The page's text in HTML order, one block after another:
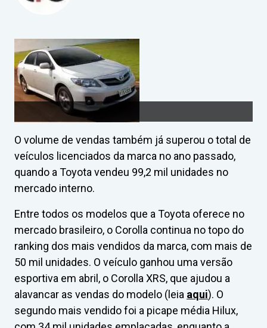
O volume de vendas também já superou o total de
veículos licenciados da marca no ano passado,
quando a Toyota vendeu 99,2 mil unidades no
mercado interno.
Entre todos os modelos que a Toyota oferece no
mercado brasileiro, o Corolla continua no topo do
ranking dos mais vendidos da marca, com mais de
50 mil unidades. O veículo ganhou uma versão
esportiva em abril, o Corolla XRS, que ajudou a
alavancar as vendas do modelo (leia aqui). O
segundo mais vendido foi a picape média Hilux,